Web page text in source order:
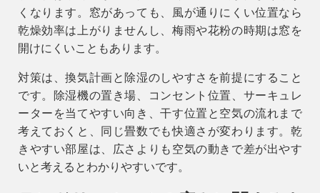
くなります。窓があっても、風が通りにくい位置なら
乾燥効率は上がりませんし、梅雨や花粉の時期は窓を
開けにくいこともあります。
対策は、換気計画と除湿のしやすさを前提にすること
です。
除湿機の置き場、コンセント位置、サーキュレ
ーターを当てやすい向き、干す位置と空気の流れまで
考えておくと、同じ畳数でも快適さが変わります。乾
きやすい部屋は、広さよりも空気の動きで差が出やす
いと考えるとわかりやすいです。